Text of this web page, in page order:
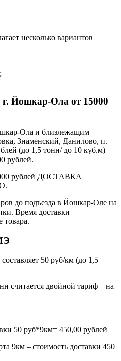
несколько вариантов
г. Йошкар-Ола от 15000
Ола и близлежащим
Знаменский, Данилово, п.
(до 1,5 тонн/ до 10 куб.м)
рублей.
рублей ДОСТАВКА
до подъезда в Йошкар-Оле на
Время доставки
товара.
50 руб/км (до 1,5
считается двойной тариф – на
50 руб*9км= 450,00 рублей
9км – стоимость доставки 450